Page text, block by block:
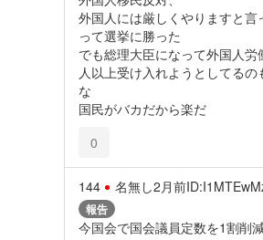
外国人には厳しくやりますと言
って選挙に勝った
でも総理大臣になって外国人
人以上受け入れようとしてるの
な
国民がバカだから楽だ
0
144 名無し2月前
報告
今国会で国会議員定数を1割削